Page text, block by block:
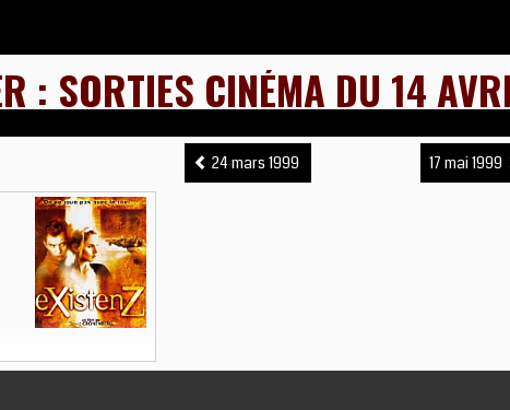
: SORTIES CINÉMA DU 14
24 mars 1999 17 mai 1999